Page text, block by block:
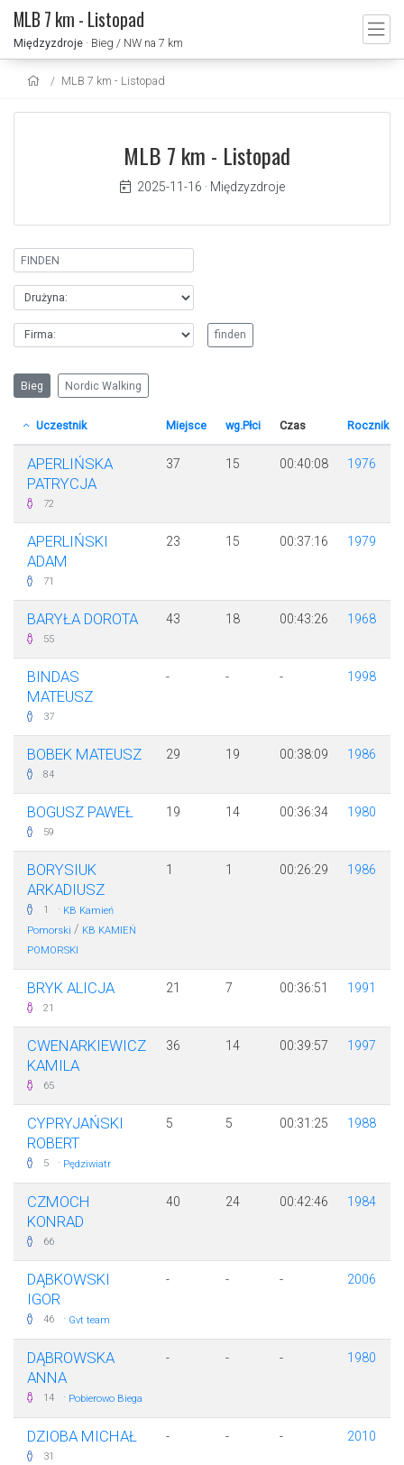
MLB 7 km - Listopad
Międzyzdroje · Bieg / NW na 7 km
MLB 7 km - Listopad
MLB 7 km - Listopad
2025-11-16 · Międzyzdroje
Bieg Nordic Walking
Uczestnik Miejsce wg.Płci Czas Rocznik
APERLIŃSKA
PATRYCJA
72
37 15 00:40:08 1976
APERLIŃSKI
ADAM
71
23 15 00:37:16 1979
BARYŁA DOROTA
55
43 18 00:43:26 1968
BINDAS
MATEUSZ
37
- - - 1998
BOBEK MATEUSZ
84
29 19 00:38:09 1986
BOGUSZ PAWEŁ
59
19 14 00:36:34 1980
BORYSIUK
ARKADIUSZ
1 · KB Kamień
Pomorski / KB KAMIEŃ
POMORSKI
1 1 00:26:29 1986
BRYK ALICJA
21
21 7 00:36:51 1991
CWENARKIEWICZ
KAMILA
65
36 14 00:39:57 1997
CYPRYJAŃSKI
ROBERT
5 · Pędziwiatr
5 5 00:31:25 1988
CZMOCH
KONRAD
66
40 24 00:42:46 1984
DĄBKOWSKI
IGOR
46 · Gvt team
- - - 2006
DĄBROWSKA
ANNA
14 · Pobierowo Biega
- - - 1980
DZIOBA MICHAŁ
31
- - - 2010